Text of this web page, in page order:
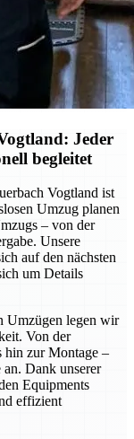
Jeder
begleitet
Vogtland ist
Umzug planen
– von der
Unsere
auf den nächsten
um Details
Umzügen legen wir
Von der
hin zur Montage –
Dank unserer
Equipments
effizient